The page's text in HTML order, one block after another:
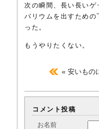
次の瞬間、長い長いゲ
バリウムを出すため
った。
もうやりたくない。
« 安いもの
コメント投稿
お名前